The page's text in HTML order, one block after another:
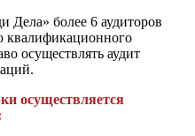
Дела» более 6 аудиторов
квалификационного
осуществлять аудит
осуществляется